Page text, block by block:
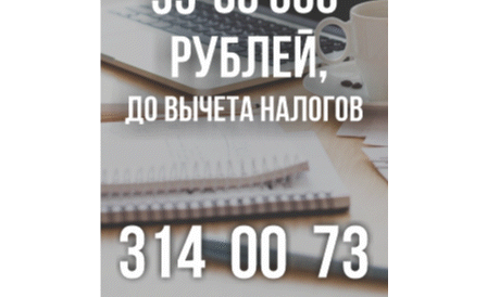
Под Новосибирском рыбак случайно поймал осетра за
полмиллиона рублей